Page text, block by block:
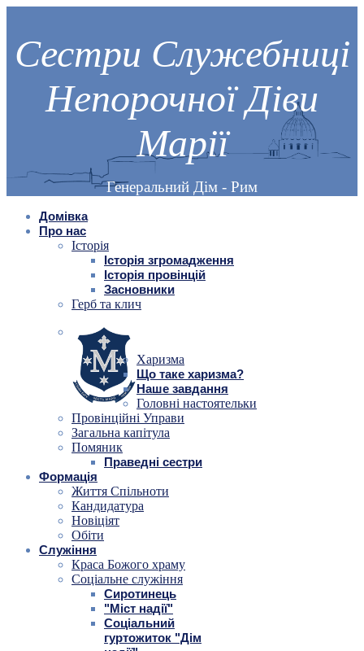
Сестри Служебниці
Непорочної Діви
Марії
Генеральний Дім - Рим
Домівка
Про нас
Історія
Історія згромадження
Історія провінцій
Засновники
Герб та клич
Харизма
Що таке харизма?
Наше завдання
Головні настоятельки
Провінційні Управи
Загальна капітула
Помяник
Праведні сестри
Формація
Життя Спільноти
Кандидатура
Новіціят
Обіти
Служіння
Краса Божого храму
Соціальне служіння
Сиротинець
"Міст надії"
Соціальний
гуртожиток "Дім